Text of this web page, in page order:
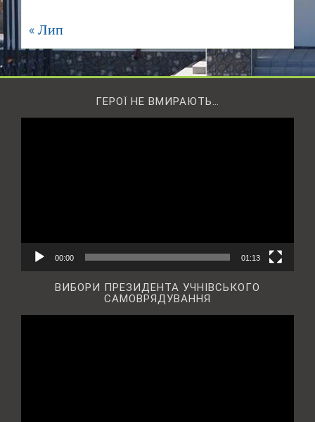
« Лип
ГЕРОЇ НЕ ВМИРАЮТЬ…
00:00 01:13
ВИБОРИ ПРЕЗИДЕНТА УЧНІВСЬКОГО
САМОВРЯДУВАННЯ